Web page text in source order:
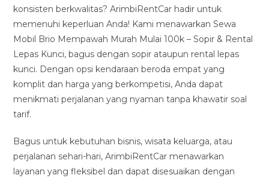
konsisten berkwalitas? ArimbiRentCar hadir untuk
memenuhi keperluan Anda! Kami menawarkan Sewa
Mobil Brio Mempawah Murah Mulai 100k – Sopir & Rental
Lepas Kunci, bagus dengan sopir ataupun rental lepas
kunci. Dengan opsi kendaraan beroda empat yang
komplit dan harga yang berkompetisi, Anda dapat
menikmati perjalanan yang nyaman tanpa khawatir soal
tarif.
Bagus untuk kebutuhan bisnis, wisata keluarga, atau
perjalanan sehari-hari, ArimbiRentCar menawarkan
layanan yang fleksibel dan dapat disesuaikan dengan